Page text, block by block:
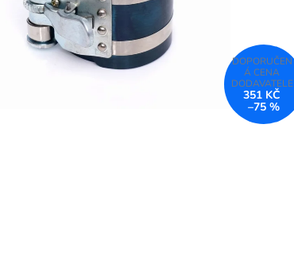
351 KČ
–75 %